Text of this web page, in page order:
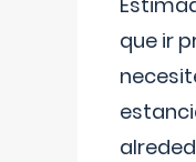
que ir